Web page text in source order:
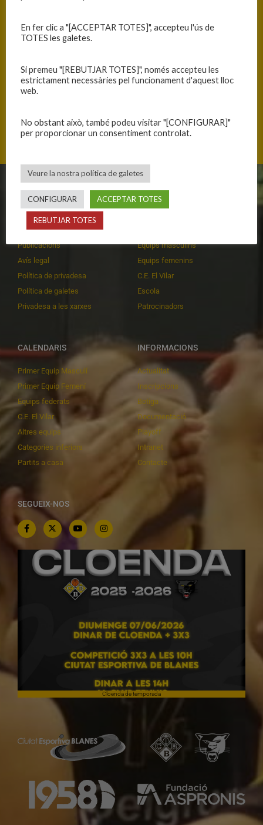
Mas Cuní 43, 17300 Blanes, Catalunya
CLUB
Organització
Publicacions
Avís legal
Política de privadesa
Política de galetes
Privadesa a les xarxes
EQUIPS
Equips masculins
Equips femenins
C.E. El Vilar
Escola
Patrocinadors
CALENDARIS
Primer Equip Masculí
Primer Equip Femení
Equips federats
C.E. El Vilar
Altres equips
Categories inferiors
Partits a casa
INFORMACIONS
Actualitat
Inscripcions
Botiga
Documentació
Playoff
Intranet
Contacte
SEGUEIX-NOS
Cloenda de temporada
En fer clic a "[ACCEPTAR TOTES]", accepteu l'ús de
TOTES les galetes.
Si premeu "[REBUTJAR TOTES]", només accepteu les
estrictament necessàries pel funcionament d'aquest lloc
web.
No obstant això, també podeu visitar "[CONFIGURAR]"
per proporcionar un consentiment controlat.
Veure la nostra política de galetes
CONFIGURAR ACCEPTAR TOTES
REBUTJAR TOTES